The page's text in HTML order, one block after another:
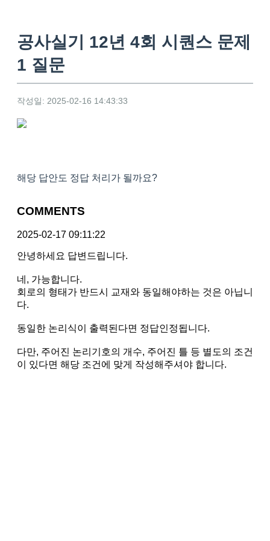
공사실기 12년 4회 시퀀스 문제
1 질문
작성일: 2025-02-16 14:43:33
해당 답안도 정답 처리가 될까요?
COMMENTS
2025-02-17 09:11:22
안녕하세요 답변드립니다.
네, 가능합니다.
회로의 형태가 반드시 교재와 동일해야하는 것은 아닙니
다.
동일한 논리식이 출력된다면 정답인정됩니다.
다만, 주어진 논리기호의 개수, 주어진 틀 등 별도의 조건
이 있다면 해당 조건에 맞게 작성해주셔야 합니다.